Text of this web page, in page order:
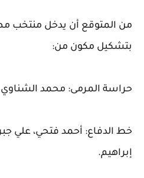
من المتوقع أن يدخل منتخب
بتشكيل مكون من:
حراسة المرمى: محمد
خط الدفاع: أحمد فتحي، علي
إبراهيم.